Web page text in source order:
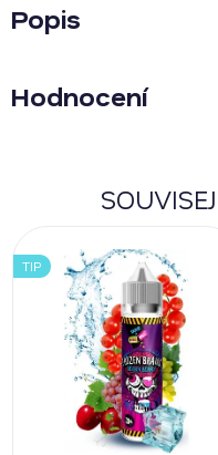
Popis
Hodnocení
TIP